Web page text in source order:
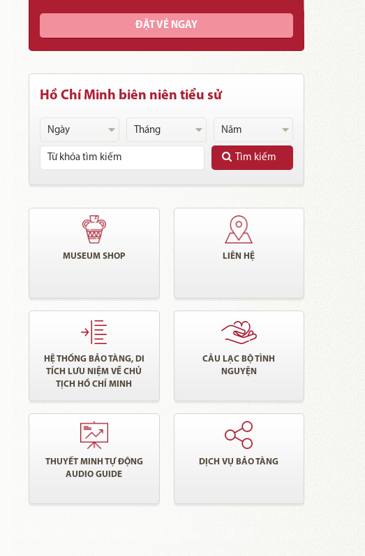
ĐẶT VÉ NGAY
Hồ Chí Minh biên niên tiểu sử
Tìm kiếm
MUSEUM SHOP LIÊN HỆ
HỆ THỐNG BẢO TÀNG, DI
TÍCH LƯU NIỆM VỀ CHỦ
TỊCH HỒ CHÍ MINH
CÂU LẠC BỘ TÌNH
NGUYỆN
THUYẾT MINH TỰ ĐỘNG
AUDIO GUIDE
DỊCH VỤ BẢO TÀNG